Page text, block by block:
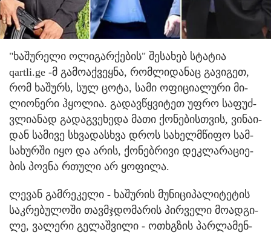
"ხა­შუ­რე­ლი ოლი­გარ­ქე­ბის" შე­სა­ხებ სტა­ტია
qartli.ge -მ გა­მო­აქ­ვეყ­ნა, რომ­ლი­და­ნაც გა­ვი­გეთ,
რომ ხა­შურს, სულ ცოტა, სამი ოფი­ცი­ა­ლუ­რი მი­
ლი­ო­ნე­რი ჰყო­ლია. გა­დავ­წყვი­ტეთ უფრო სა­ფუძ­
ვლი­ა­ნად გა­დაგ­ვე­ხე­და მათი ქო­ნე­ბის­თვის, ვი­ნა­ი­
დან სა­მი­ვე სხვა­დას­ხვა დროს სა­ხელ­მწი­ფო სამ­
სა­ხურ­ში იყო და არის, ქო­ნებ­რი­ვი დეკ­ლა­რა­ცი­ე­
ბის პოვ­ნა რთუ­ლი არ ყო­ფი­ლა.
ლე­ვან გამ­რე­კე­ლი - ხა­შუ­რის მუ­ნი­ცი­პა­ლი­ტე­ტის
საკ­რე­ბუ­ლო­ში თავ­მჯდო­მა­რის პირ­ვე­ლი მო­ად­გი­
ლე, ვა­ლე­რი გე­ლაშ­ვი­ლი - ოთხგზის პარ­ლა­მენ­